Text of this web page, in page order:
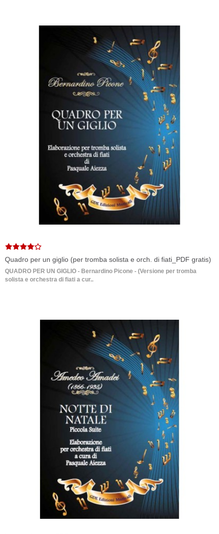
Quadro per un giglio (per tromba solista e orch. di fiati_PDF gratis)
QUADRO PER UN GIGLIO - Bernardino Picone - (Versione per tromba
solista e orchestra di fiati a cur..